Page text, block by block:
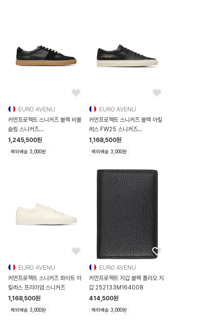
EURO AVENU
커먼프로젝트 스니커즈 블랙 비볼
슬림 스니커즈
252133M237020
1,245,500원
해외배송 3,000원
EURO AVENU
커먼프로젝트 스니커즈 블랙 아킬
레스 FW25 스니커즈
252133M237
1,168,500원
해외배송 3,000원
EURO AVENU
커먼프로젝트 스니커즈 화이트 아
킬레스 프리미엄 스니커즈
1,168,500원
해외배송 3,000원
EURO AVENU
커먼프로젝트 지갑 블랙 폴리오 지
갑 252133M164008
414,500원
해외배송 3,000원